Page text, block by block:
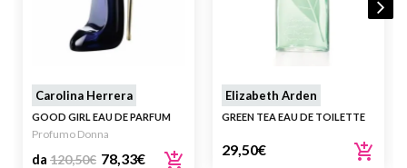
Carolina Herrera
GOOD GIRL EAU DE PARFUM
Profumo Donna
da 120,50€ 78,33€
Elizabeth Arden
GREEN TEA EAU DE TOILETTE
29,50€